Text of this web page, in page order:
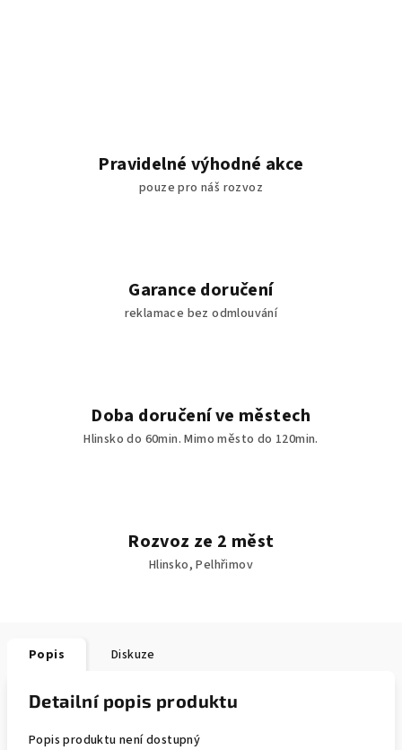
Pravidelné výhodné akce
pouze pro náš rozvoz
Garance doručení
reklamace bez odmlouvání
Doba doručení ve městech
Hlinsko do 60min. Mimo město do 120min.
Rozvoz ze 2 měst
Hlinsko, Pelhřimov
Popis Diskuze
Detailní popis produktu
Popis produktu není dostupný